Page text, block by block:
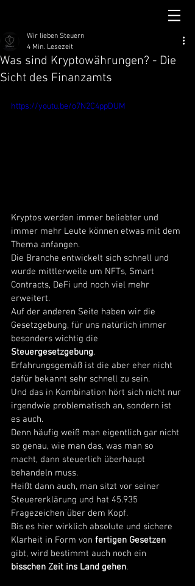
Was sind Kryptowährungen? - Die
Sicht des Finanzamts
Wir lieben Steuern
4 Min. Lesezeit
https://youtu.be/o7N2C4ppDUM
Kryptos werden immer beliebter und
immer mehr Leute können etwas mit dem
Thema anfangen.
Die Branche entwickelt sich schnell und
wurde mittlerweile um NFTs, Smart
Contracts, DeFi und noch viel mehr
erweitert.
Auf der anderen Seite haben wir die
Gesetzgebung, für uns natürlich immer
besonders wichtig die
Steuergesetzgebung.
Erfahrungsgemäß ist die aber eher nicht
dafür bekannt sehr schnell zu sein.
Und das in Kombination hört sich nicht nur
irgendwie problematisch an, sondern ist
es auch.
Denn häufig weiß man eigentlich gar nicht
so genau, wie man das, was man so
macht, dann steuerlich überhaupt
behandeln muss.
Heißt dann auch, man sitzt vor seiner
Steuererklärung und hat 45.935
Fragezeichen über dem Kopf.
Bis es hier wirklich absolute und sichere
Klarheit in Form von fertigen Gesetzen
gibt, wird bestimmt auch noch ein
bisschen Zeit ins Land gehen.